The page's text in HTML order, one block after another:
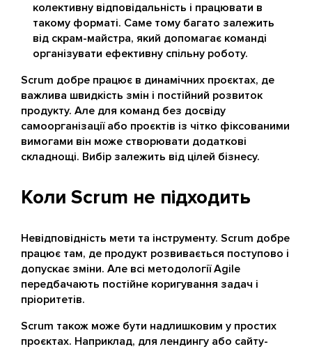
колективну відповідальність і працювати в
такому форматі. Саме тому багато залежить
від скрам-майстра, який допомагає команді
організувати ефективну спільну роботу.
Scrum добре працює в динамічних проєктах, де
важлива швидкість змін і постійний розвиток
продукту. Але для команд без досвіду
самоорганізації або проєктів із чітко фіксованими
вимогами він може створювати додаткові
складнощі. Вибір залежить від цілей бізнесу.
Коли Scrum не підходить
Невідповідність мети та інструменту. Scrum добре
працює там, де продукт розвивається поступово і
допускає зміни. Але всі методології Agile
передбачають постійне коригування задач і
пріоритетів.
Scrum також може бути надлишковим у простих
проєктах. Наприклад, для лендингу або сайту-